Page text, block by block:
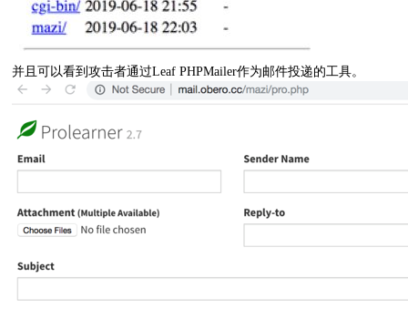
并且可以看到攻击者通过Leaf PHPMailer作为邮件投递的工具。